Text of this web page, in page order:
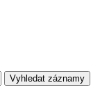
Vyhledat záznamy